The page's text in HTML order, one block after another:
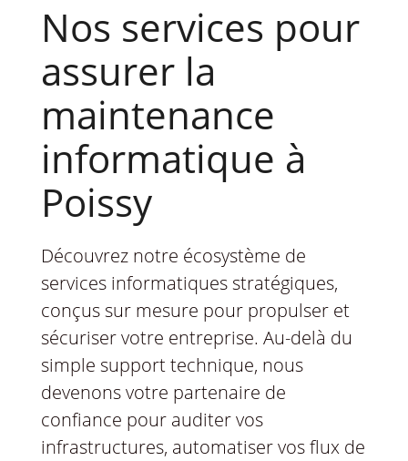
Nos services pour
assurer la
maintenance
informatique à
Poissy
Découvrez notre écosystème de
services informatiques stratégiques,
conçus sur mesure pour propulser et
sécuriser votre entreprise. Au-delà du
simple support technique, nous
devenons votre partenaire de
confiance pour auditer vos
infrastructures, automatiser vos flux de